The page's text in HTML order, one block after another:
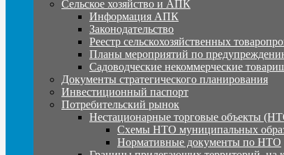
Сельское хозяйство и АПК
Информация АПК
Законодательство
Реестр сельскохозяйственных
Планы мероприятий по
Садоводческие некоммерческие
Документы стратегического планирования
Инвестиционный паспорт
Потребительский рынок
Нестационарные торговые объекты
Схемы НТО муниципальных
Нормативные документы по НТО